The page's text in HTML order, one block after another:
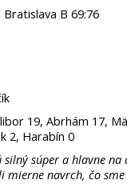
Bratislava B 69:76
19, Abrhám 17,
2, Harabín 0
silný súper a hlavne
mierne navrch, čo